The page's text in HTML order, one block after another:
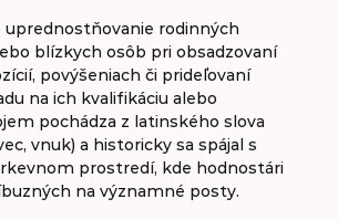
S Š T U V W
rodinných
blízkych osôb pri obsadzovaní
povýšeniach či prideľovaní
na ich kvalifikáciu alebo
pochádza z latinského slova
vnuk) a historicky sa spájal s
prostredí, kde hodnostári
na významné posty.